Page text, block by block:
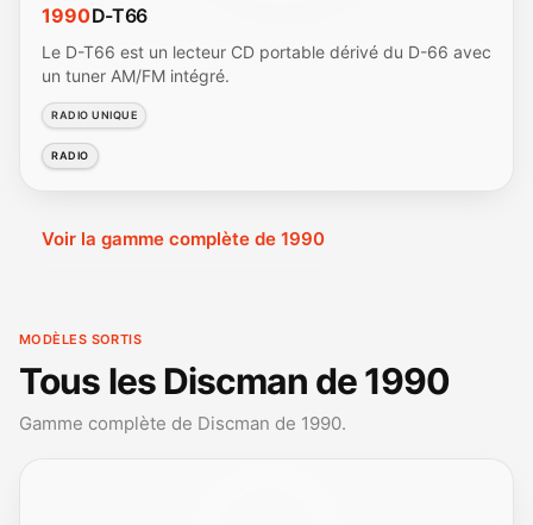
1990D-T66
Le D-T66 est un lecteur CD portable dérivé du D-66 avec
un tuner AM/FM intégré.
RADIO UNIQUE
RADIO
Voir la gamme complète de 1990
MODÈLES SORTIS
Tous les Discman de 1990
Gamme complète de Discman de 1990.